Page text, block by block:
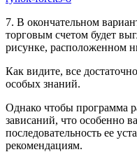
7. В окончательном
торговым счетом будет
рисунке, расположенном
Как видите, все
особых знаний.
Однако чтобы программа
зависаний, что особенно
последовательность ее
рекомендациям.